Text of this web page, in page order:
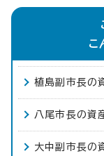
こ
植島副市長の
八尾市長の資
大中副市長の